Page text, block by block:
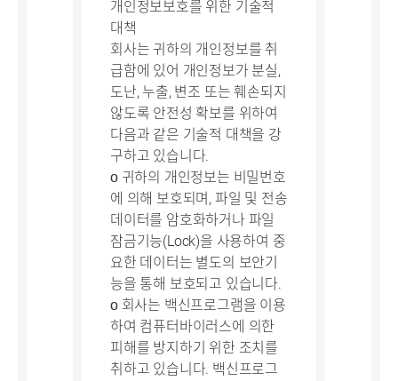
개인정보보호를 위한 기술적
대책
회사는 귀하의 개인정보를 취
급함에 있어 개인정보가 분실,
도난, 누출, 변조 또는 훼손되지
않도록 안전성 확보를 위하여
다음과 같은 기술적 대책을 강
구하고 있습니다.
ο 귀하의 개인정보는 비밀번호
에 의해 보호되며, 파일 및 전송
데이터를 암호화하거나 파일
잠금기능(Lock)을 사용하여 중
요한 데이터는 별도의 보안기
능을 통해 보호되고 있습니다.
ο 회사는 백신프로그램을 이용
하여 컴퓨터바이러스에 의한
피해를 방지하기 위한 조치를
취하고 있습니다. 백신프로그